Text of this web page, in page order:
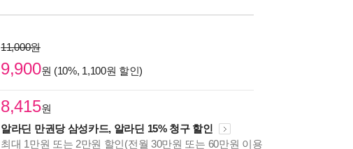
11,000원
9,900원 (10%, 1,100원 할인)
8,415원
알라딘 만권당 삼성카드, 알라딘 15% 청구 할인
최대 1만원 또는 2만원 할인(전월 30만원 또는 60만원 이용